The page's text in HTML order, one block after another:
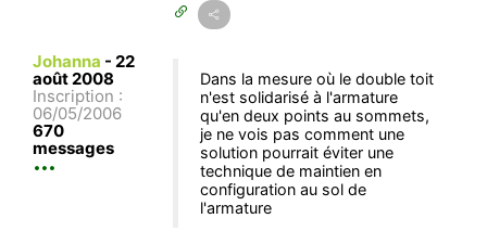
Johanna - 22
août 2008
Inscription :
06/05/2006
670
messages
Dans la mesure où le double toit
n'est solidarisé à l'armature
qu'en deux points au sommets,
je ne vois pas comment une
solution pourrait éviter une
technique de maintien en
configuration au sol de
l'armature